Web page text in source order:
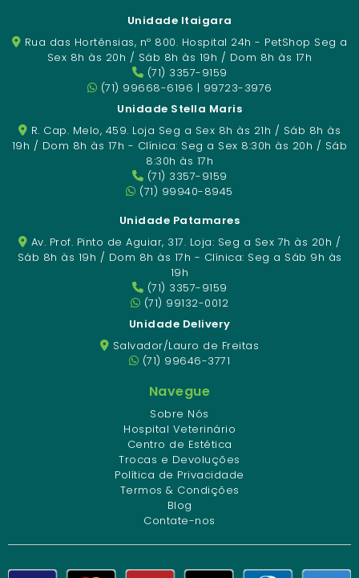
Unidade Itaigara
Rua das Hortênsias, nº 800. Hospital 24h - PetShop Seg a
Sex 8h às 20h / Sáb 8h às 19h / Dom 8h às 17h
(71) 3357-9159
(71) 99668-6196 | 99723-3976
Unidade Stella Maris
R. Cap. Melo, 459. Loja Seg a Sex 8h às 21h / Sáb 8h às
19h / Dom 8h às 17h - Clínica: Seg a Sex 8:30h às 20h / Sáb
8:30h às 17h
(71) 3357-9159
(71) 99940-8945
Unidade Patamares
Av. Prof. Pinto de Aguiar, 317. Loja: Seg a Sex 7h às 20h /
Sáb 8h às 19h / Dom 8h às 17h - Clínica: Seg a Sáb 9h às
19h
(71) 3357-9159
(71) 99132-0012
Unidade Delivery
Salvador/Lauro de Freitas
(71) 99646-3771
Navegue
Sobre Nós
Hospital Veterinário
Centro de Estética
Trocas e Devoluções
Política de Privacidade
Termos & Condições
Blog
Contate-nos